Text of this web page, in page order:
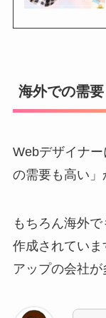
海外での需
Webデザイナ
の需要も高い」
もちろん海外
作成されていま
アップの会社が